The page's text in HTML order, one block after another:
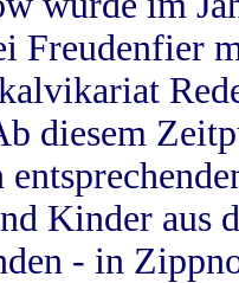
Freudenfier
diesem
Kinder aus
- in